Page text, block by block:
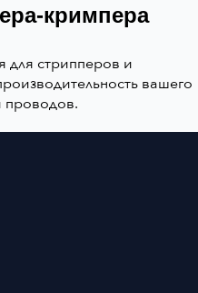
кримпера
для стрипперов и
вашего
проводов.